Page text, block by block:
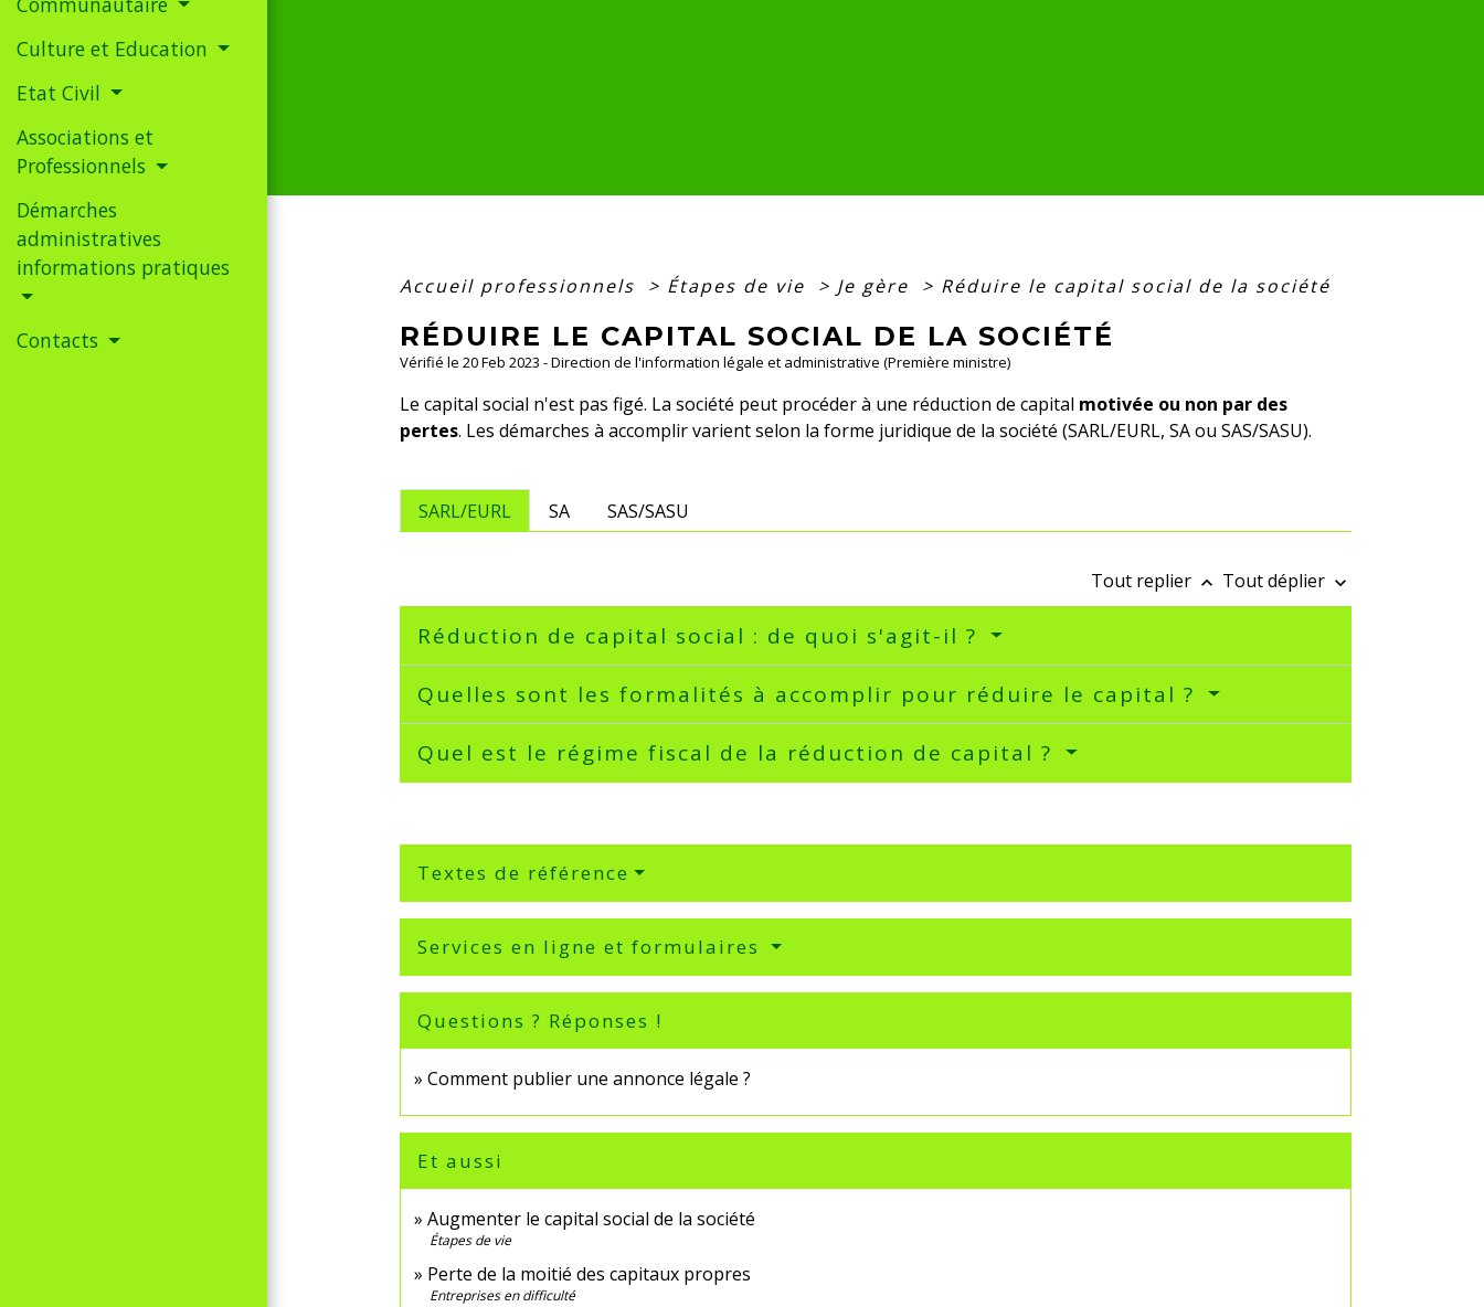
Culture et Education
Etat Civil
Associations et
Professionnels
Démarches
administratives
informations pratiques
Contacts
Accueil professionnels > Étapes de vie > Je gère > Réduire le capital social de la société
RÉDUIRE LE CAPITAL SOCIAL DE LA SOCIÉTÉ
Vérifié le 20 Feb 2023 - Direction de l'information légale et administrative (Première ministre)
Le capital social n'est pas figé. La société peut procéder à une réduction de capital motivée ou non par des
pertes. Les démarches à accomplir varient selon la forme juridique de la société (SARL/EURL, SA ou SAS/SASU).
SARL/EURL SA SAS/SASU
Tout replier keyboard_arrow_up Tout déplier keyboard_arrow_down
Réduction de capital social : de quoi s'agit-il ?
Quelles sont les formalités à accomplir pour réduire le capital ?
Quel est le régime fiscal de la réduction de capital ?
Textes de référence
Services en ligne et formulaires
Questions ? Réponses !
Comment publier une annonce légale ?
Et aussi
Augmenter le capital social de la société
Étapes de vie
Perte de la moitié des capitaux propres
Entreprises en difficulté